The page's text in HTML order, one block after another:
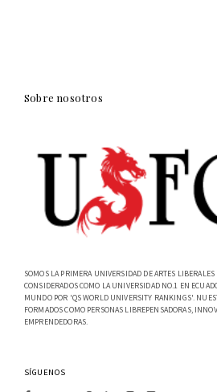
Sobre nosotros
SOMOS LA PRIMERA UNIVERSIDAD DE ARTES
CONSIDERADOS COMO LA UNIVERSIDAD NO.1 EN
MUNDO POR 'QS WORLD UNIVERSITY RANKINGS'.
FORMADOS COMO PERSONAS LIBREPENSADORAS,
EMPRENDEDORAS.
SÍGUENOS